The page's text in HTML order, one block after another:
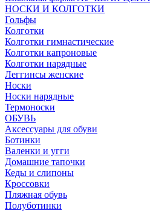
НОСКИ И КОЛГОТКИ
Гольфы
Колготки
Колготки гимнастические
Колготки капроновые
Колготки нарядные
Леггинсы женские
Носки
Носки нарядные
Термоноски
ОБУВЬ
Аксессуары для обуви
Ботинки
Валенки и угги
Домашние тапочки
Кеды и слипоны
Кроссовки
Пляжная обувь
Полуботинки